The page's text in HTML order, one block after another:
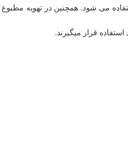
می شود. همچنین در تهویه
قرار میگیرند.